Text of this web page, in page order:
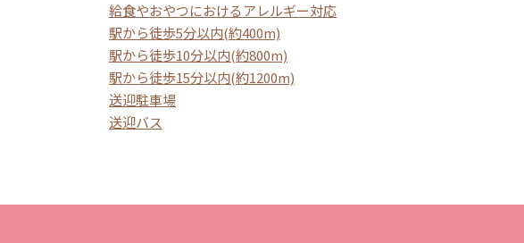
給食やおやつにおけるアレルギー対応
駅から徒歩5分以内(約400m)
駅から徒歩10分以内(約800m)
駅から徒歩15分以内(約1200m)
送迎駐車場
送迎バス